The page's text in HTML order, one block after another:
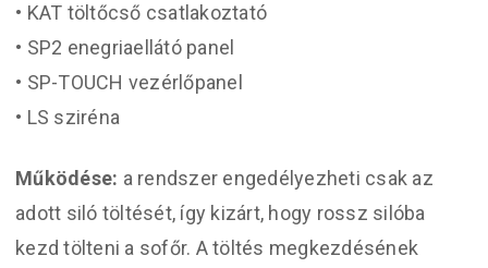
• KAT töltőcső csatlakoztató
• SP2 enegriaellátó panel
• SP-TOUCH vezérlőpanel
• LS sziréna
Működése: a rendszer engedélyezheti csak az
adott siló töltését, így kizárt, hogy rossz silóba
kezd tölteni a sofőr. A töltés megkezdésének